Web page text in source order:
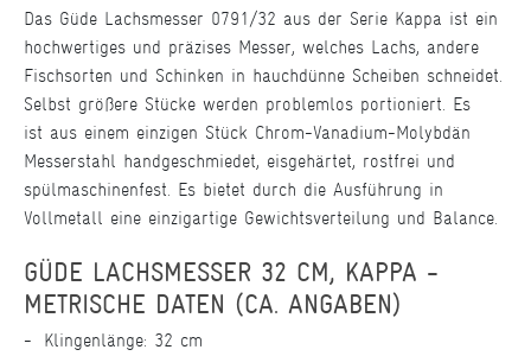
Das Güde Lachsmesser 0791/32 aus der Serie Kappa ist ein
hochwertiges und präzises Messer, welches Lachs, andere
Fischsorten und Schinken in hauchdünne Scheiben schneidet.
Selbst größere Stücke werden problemlos portioniert. Es
ist aus einem einzigen Stück Chrom-Vanadium-Molybdän
Messerstahl handgeschmiedet, eisgehärtet, rostfrei und
spülmaschinenfest. Es bietet durch die Ausführung in
Vollmetall eine einzigartige Gewichtsverteilung und Balance.
GÜDE LACHSMESSER 32 CM, KAPPA -
METRISCHE DATEN (CA. ANGABEN)
Klingenlänge: 32 cm